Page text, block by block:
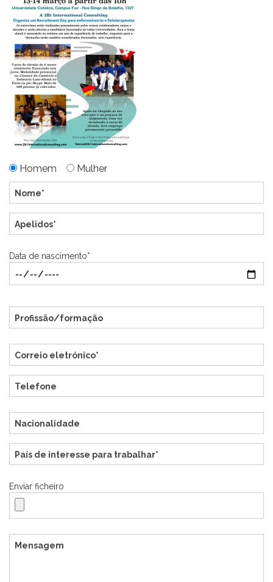
Homem Mulher
Data de nascimento*
Enviar ficheiro